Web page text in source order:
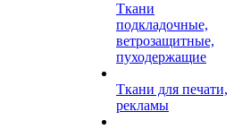
Ткани
подкладочные,
ветрозащитные,
пуходержащие
Ткани для печати,
рекламы